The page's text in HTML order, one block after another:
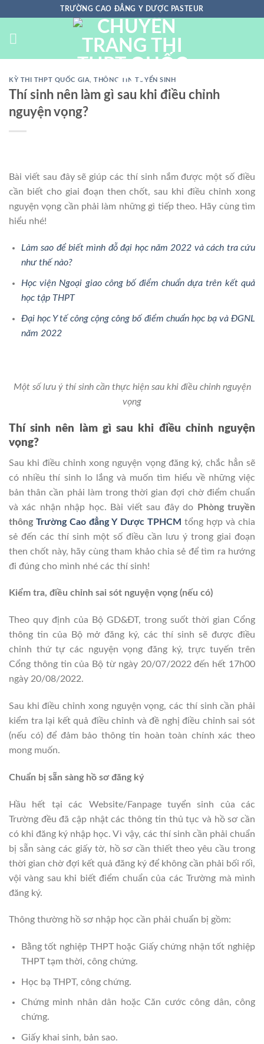
nội
TRƯỜNG CAO ĐẲNG Y DƯỢC PASTEUR
KỲ THI THPT QUỐC GIA ,THÔNG TIN TUYỂN SINH
Thí sinh nên làm gì sau khi điều chỉnh
nguyện vọng?
Bài viết sau đây sẽ giúp các thí sinh nắm được một số điều
cần biết cho giai đoạn then chốt, sau khi điều chỉnh xong
nguyện vọng cần phải làm những gì tiếp theo. Hãy cùng tìm
hiểu nhé!
Làm sao để biết mình đỗ đại học năm 2022 và cách tra cứu
như thế nào?
Học viện Ngoại giao công bố điểm chuẩn dựa trên kết quả
học tập THPT
Đại học Y tế công cộng công bố điểm chuẩn học bạ và ĐGNL
năm 2022
Một số lưu ý thí sinh cần thực hiện sau khi điều chỉnh nguyện
vọng
Thí sinh nên làm gì sau khi điều chỉnh nguyện
vọng?
Sau khi điều chỉnh xong nguyện vọng đăng ký, chắc hẳn sẽ
có nhiều thí sinh lo lắng và muốn tìm hiểu về những việc
bản thân cần phải làm trong thời gian đợi chờ điểm chuẩn
và xác nhận nhập học. Bài viết sau đây do Phòng truyền
thôngTrường Cao đẳng Y Dược TPHCM tổng hợp và chia
sẻ đến các thí sinh một số điều cần lưu ý trong giai đoạn
then chốt này, hãy cùng tham khảo chia sẻ để tìm ra hướng
đi đúng cho mình nhé các thí sinh!
Kiểm tra, điều chỉnh sai sót nguyện vọng (nếu có)
Theo quy định của Bộ GD&ĐT, trong suốt thời gian Cổng
thông tin của Bộ mở đăng ký, các thí sinh sẽ được điều
chỉnh thứ tự các nguyện vọng đăng ký, trực tuyến trên
Cổng thông tin của Bộ từ ngày 20/07/2022 đến hết 17h00
ngày 20/08/2022.
Sau khi điều chỉnh xong nguyện vọng, các thí sinh cần phải
kiểm tra lại kết quả điều chỉnh và đề nghị điều chỉnh sai sót
(nếu có) để đảm bảo thông tin hoàn toàn chính xác theo
mong muốn.
Chuẩn bị sẵn sàng hồ sơ đăng ký
Hầu hết tại các Website/Fanpage tuyển sinh của các
Trường đều đã cập nhật các thông tin thủ tục và hồ sơ cần
có khi đăng ký nhập học. Vì vậy, các thí sinh cần phải chuẩn
bị sẵn sàng các giấy tờ, hồ sơ cần thiết theo yêu cầu trong
thời gian chờ đợi kết quả đăng ký để không cần phải bối rối,
vội vàng sau khi biết điểm chuẩn của các Trường mà mình
đăng ký.
Thông thường hồ sơ nhập học cần phải chuẩn bị gồm:
Bằng tốt nghiệp THPT hoặc Giấy chứng nhận tốt nghiệp
THPT tạm thời, công chứng.
Học bạ THPT, công chứng.
Chứng minh nhân dân hoặc Căn cước công dân, công
chứng.
Giấy khai sinh, bản sao.